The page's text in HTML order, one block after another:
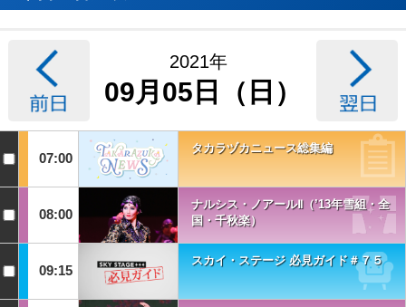
2021年
09月05日（日）
07:00
タカラヅカニュース総集編
08:00
ナルシス・ノアールⅡ（’13年雪組・全
国・千秋楽）
09:15
スカイ・ステージ 必見ガイド＃７５